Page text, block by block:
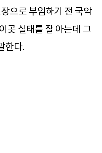
으로 부임하기 전 국악
곳 실태를 잘 아는데 그
한다.